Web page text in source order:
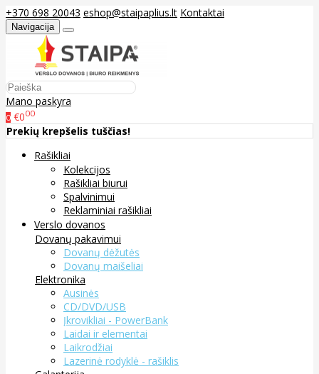
+370 698 20043 eshop@staipaplius.lt Kontaktai
Navigacija
Mano paskyra
0 €000
Prekių krepšelis tuščias!
Rašikliai
Kolekcijos
Rašikliai biurui
Spalvinimui
Reklaminiai rašikliai
Verslo dovanos
Dovanų pakavimui
Dovanų dėžutės
Dovanų maišeliai
Elektronika
Ausinės
CD/DVD/USB
Įkrovikliai - PowerBank
Laidai ir elementai
Laikrodžiai
Lazerinė rodyklė - rašiklis